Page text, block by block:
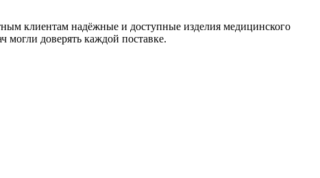
клиентам надёжные и доступные изделия медицинского
доверять каждой поставке.